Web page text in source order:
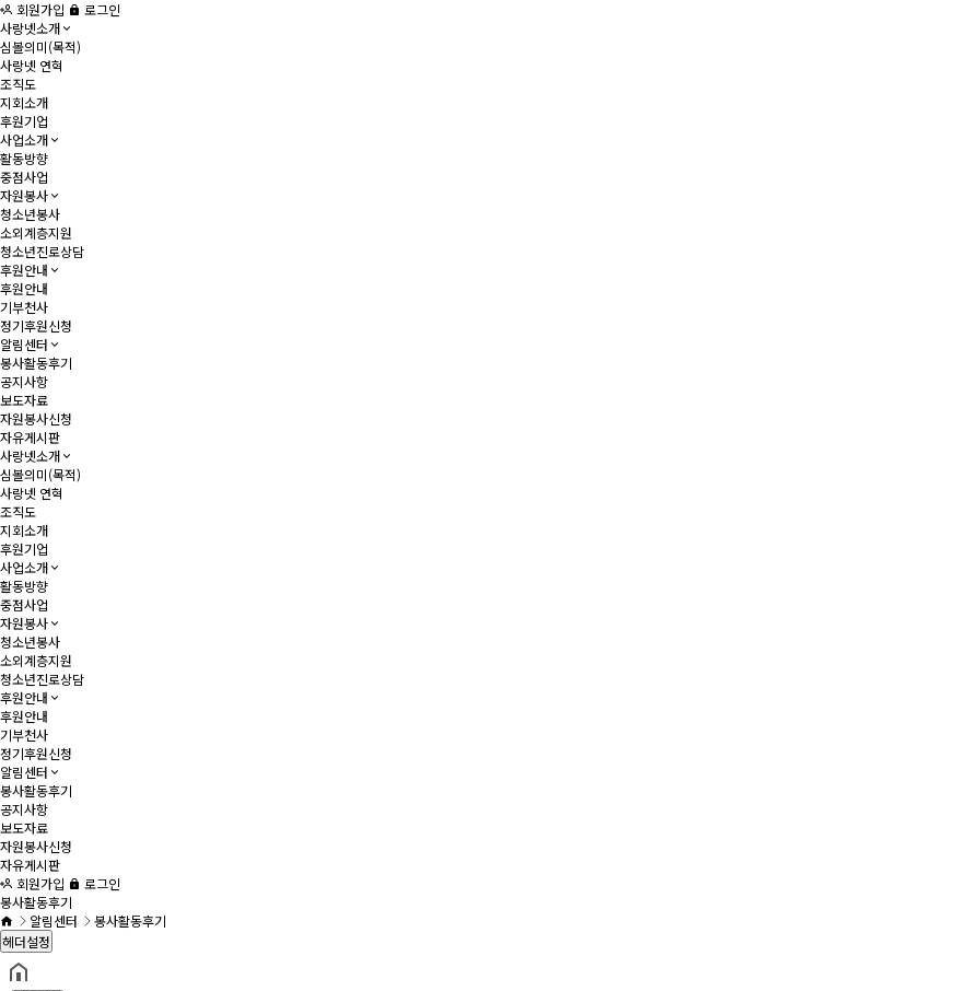
회원가입
로그인
사랑넷소개
심볼의미(목적)
사랑넷 연혁
조직도
지회소개
후원기업
사업소개
활동방향
중점사업
자원봉사
청소년봉사
소외계층지원
청소년진로상담
후원안내
후원안내
기부천사
정기후원신청
알림센터
봉사활동후기
공지사항
보도자료
자원봉사신청
자유게시판
사랑넷소개
심볼의미(목적)
사랑넷 연혁
조직도
지회소개
후원기업
사업소개
활동방향
중점사업
자원봉사
청소년봉사
소외계층지원
청소년진로상담
후원안내
후원안내
기부천사
정기후원신청
알림센터
봉사활동후기
공지사항
보도자료
자원봉사신청
자유게시판
회원가입
로그인
봉사활동후기
알림센터
봉사활동후기
헤더설정